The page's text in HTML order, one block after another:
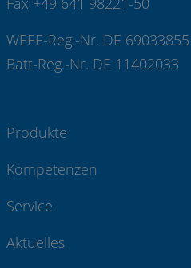
WEEE-Reg.-Nr. DE 69033855
Batt-Reg.-Nr. DE 11402033
Produkte
Kompetenzen
Service
Aktuelles